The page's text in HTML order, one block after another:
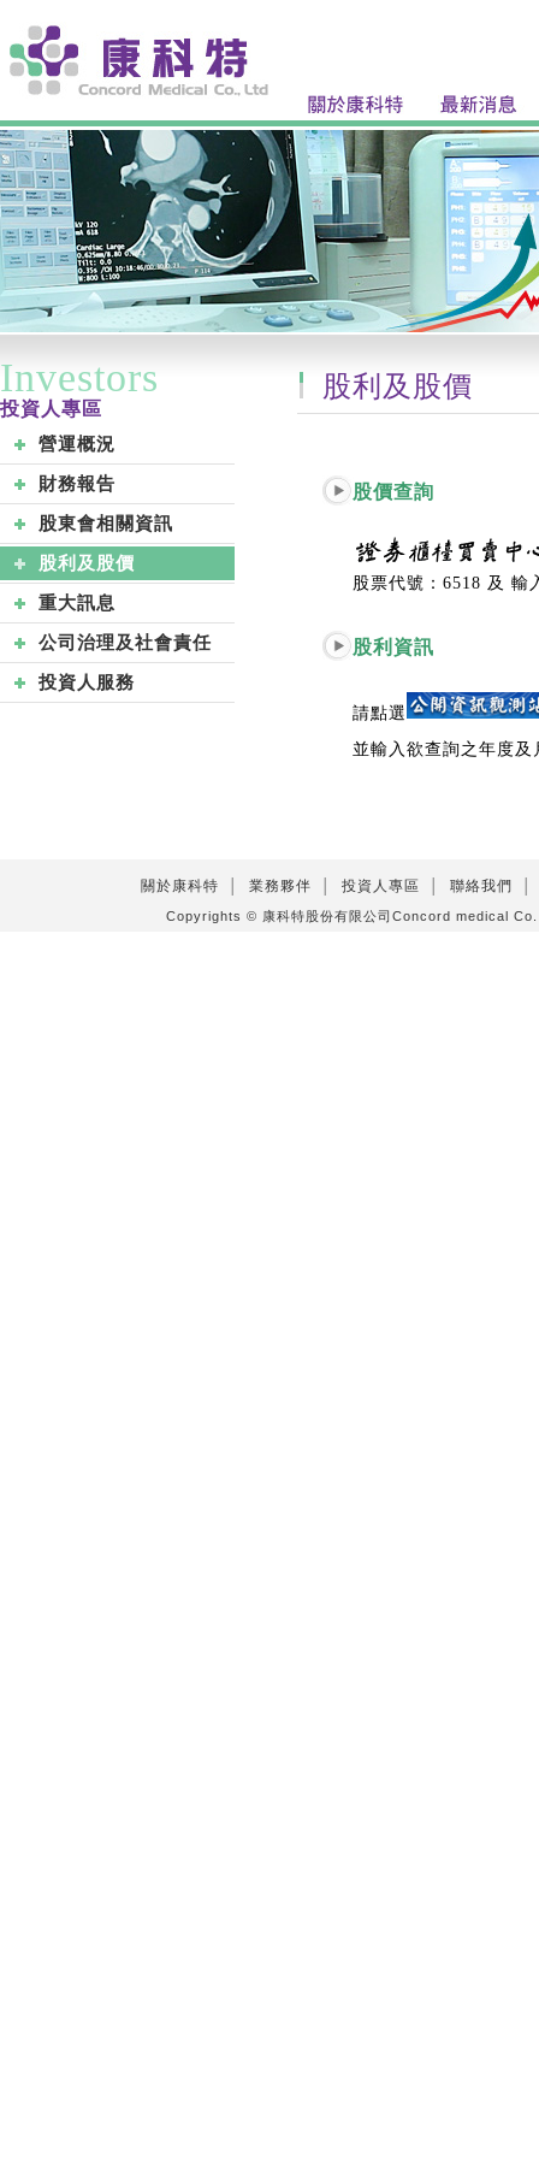
Investors
投資人專區
營運概況
財務報告
股東會相關資訊
股利及股價
重大訊息
公司治理及社會責任
投資人服務
股利及股價
股價查詢
股票代號：6518 及 輸
股利資訊
請點選
並輸入欲查詢之年度
關於康科特 業務夥伴 投資人專區 聯絡我們
Copyrights © 康科特股份有限公司Concord medical